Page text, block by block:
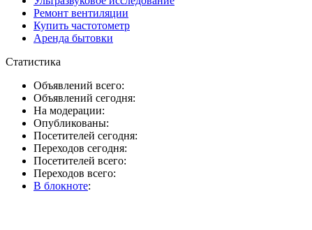
Ремонт вентиляции
Купить частотометр
Аренда бытовки
Статистика
Объявлений всего:
Объявлений сегодня:
На модерации:
Опубликованы:
Посетителей сегодня:
Переходов сегодня:
Посетителей всего:
Переходов всего:
В блокноте: